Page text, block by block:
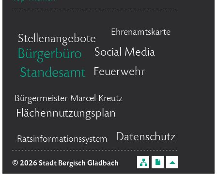
Stellenangebote
Ehrenamtskarte
Bürgerbüro Social Media
Standesamt Feuerwehr
Bürgermeister Marcel Kreutz
Flächennutzungsplan
Ratsinformationssystem Datenschutz
© 2026 Stadt Bergisch Gladbach